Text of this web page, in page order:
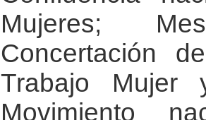
Mujeres;
Concertación
Trabajo Mujer
Movimiento